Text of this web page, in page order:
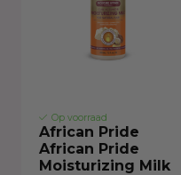
Op voorraad
African Pride
African Pride
Moisturizing Milk